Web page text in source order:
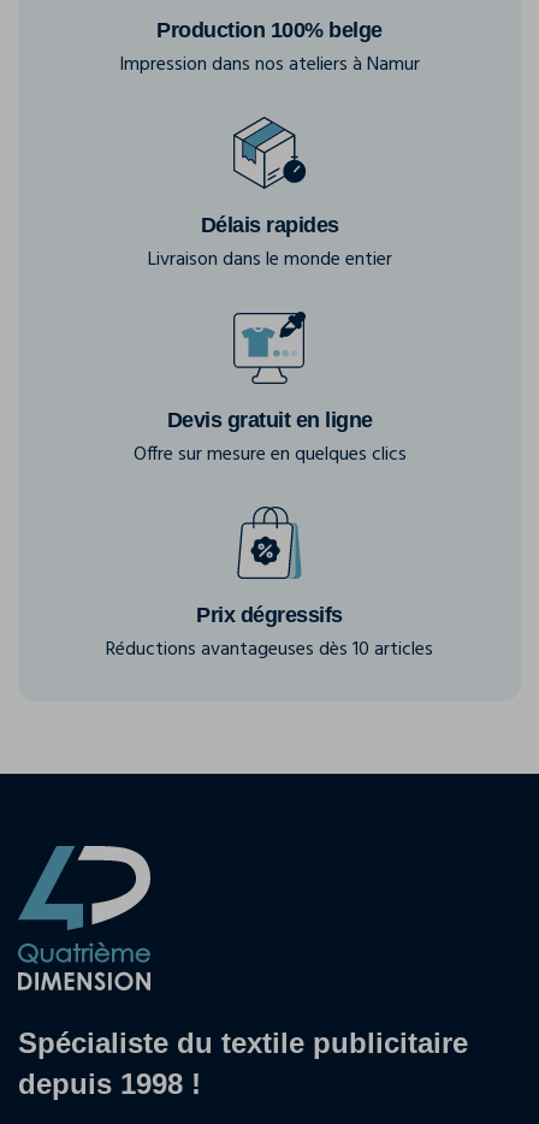
Production 100% belge
Impression dans nos ateliers à Namur
Délais rapides
Livraison dans le monde entier
Devis gratuit en ligne
Offre sur mesure en quelques clics
Prix dégressifs
Réductions avantageuses dès 10 articles
Spécialiste du textile publicitaire
depuis 1998 !